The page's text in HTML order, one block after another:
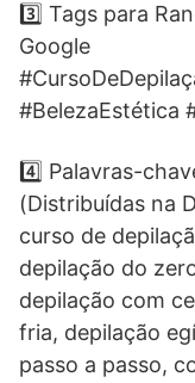
3️⃣ Tags para
Google
#BelezaEstética
4️⃣ Palavras-
(Distribuídas na
curso de
depilação do
depilação com
fria, depilação
passo a passo,